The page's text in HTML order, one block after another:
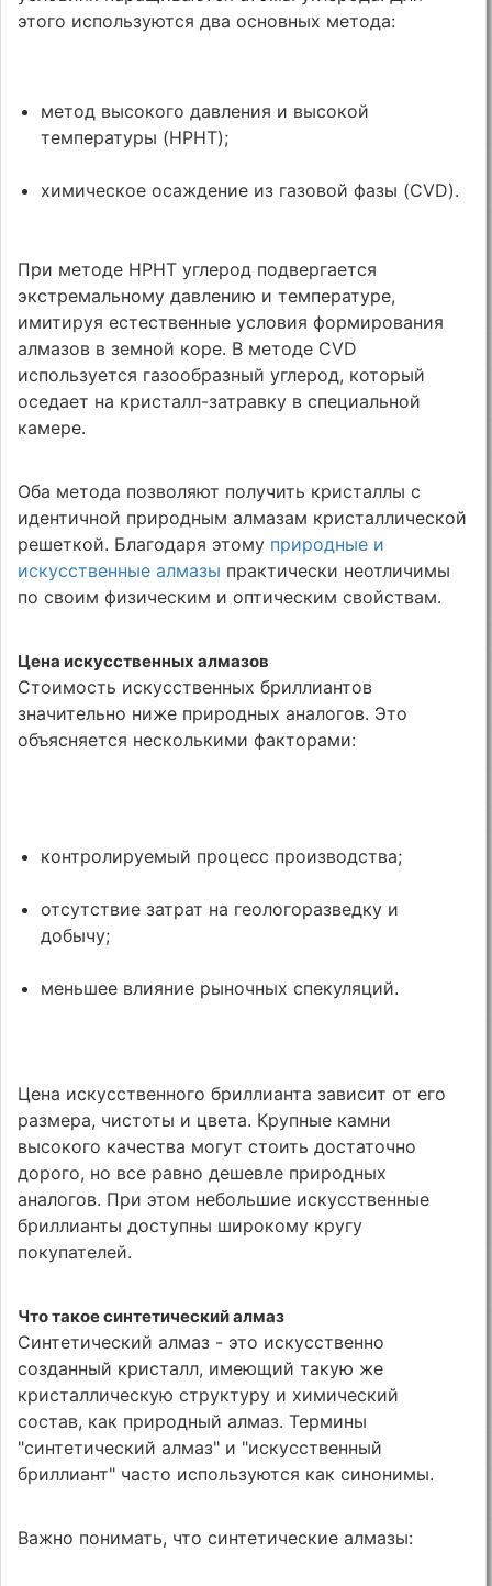
этого используются два основных метода:
метод высокого давления и высокой
температуры (HPHT);
химическое осаждение из газовой фазы (CVD).
При методе HPHT углерод подвергается
экстремальному давлению и температуре,
имитируя естественные условия формирования
алмазов в земной коре. В методе CVD
используется газообразный углерод, который
оседает на кристалл-затравку в специальной
камере.
Оба метода позволяют получить кристаллы с
идентичной природным алмазам кристаллической
решеткой. Благодаря этому природные и
искусственные алмазы практически неотличимы
по своим физическим и оптическим свойствам.
Цена искусственных алмазов
Стоимость искусственных бриллиантов
значительно ниже природных аналогов. Это
объясняется несколькими факторами:
контролируемый процесс производства;
отсутствие затрат на геологоразведку и
добычу;
меньшее влияние рыночных спекуляций.
Цена искусственного бриллианта зависит от его
размера, чистоты и цвета. Крупные камни
высокого качества могут стоить достаточно
дорого, но все равно дешевле природных
аналогов. При этом небольшие искусственные
бриллианты доступны широкому кругу
покупателей.
Что такое синтетический алмаз
Синтетический алмаз - это искусственно
созданный кристалл, имеющий такую же
кристаллическую структуру и химический
состав, как природный алмаз. Термины
"синтетический алмаз" и "искусственный
бриллиант" часто используются как синонимы.
Важно понимать, что синтетические алмазы: